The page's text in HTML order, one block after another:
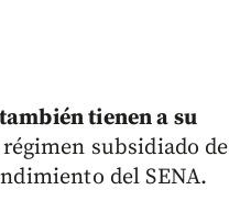
tienen a su
subsidiado de
del SENA.